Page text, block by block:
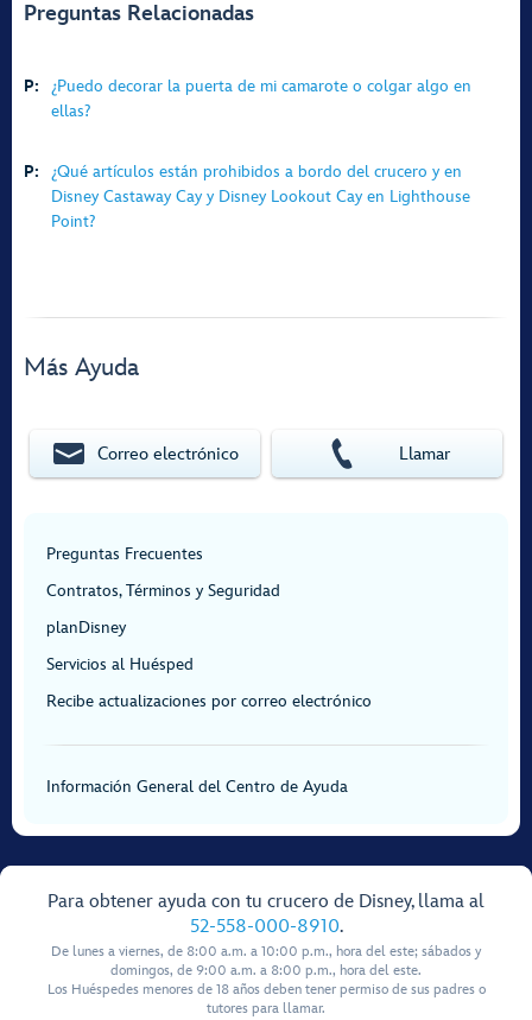
Preguntas Relacionadas
P:
¿Puedo decorar la puerta de mi camarote o colgar algo en
ellas?
P:
¿Qué artículos están prohibidos a bordo del crucero y en
Disney Castaway Cay y Disney Lookout Cay en Lighthouse
Point?
Más Ayuda
Correo electrónico Llamar
Preguntas Frecuentes
Contratos, Términos y Seguridad
planDisney
Servicios al Huésped
Recibe actualizaciones por correo electrónico
Información General del Centro de Ayuda
Para obtener ayuda con tu crucero de Disney, llama al
52-558-000-8910.
De lunes a viernes, de 8:00 a.m. a 10:00 p.m., hora del este; sábados y
domingos, de 9:00 a.m. a 8:00 p.m., hora del este.
Los Huéspedes menores de 18 años deben tener permiso de sus padres o
tutores para llamar.